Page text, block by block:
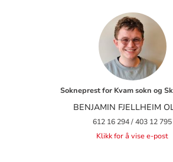
Sokneprest for Kvam sokn og
BENJAMIN FJELLHEIM
612 16 294 / ‭403 12 795‬
Klikk for å vise e-post